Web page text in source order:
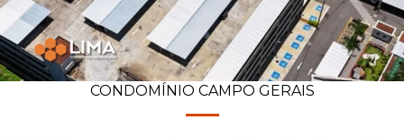
CONDOMÍNIO CAMPO GERAIS